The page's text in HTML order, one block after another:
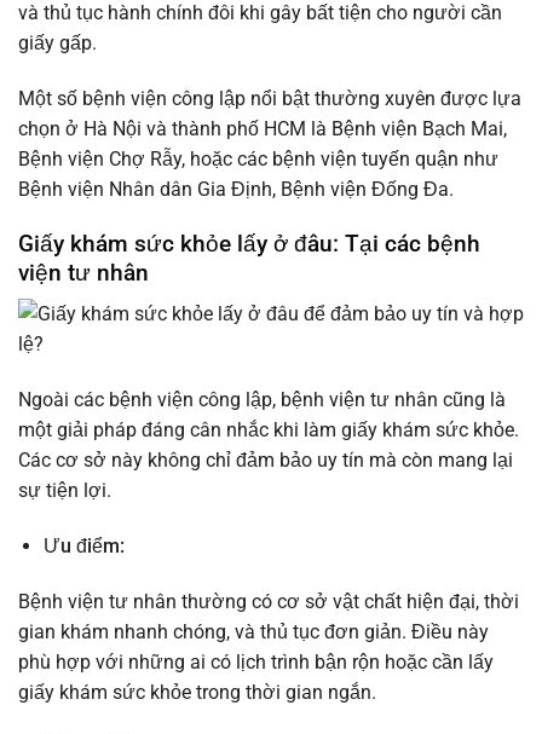
và thủ tục hành chính đôi khi gây bất tiện cho người cần
giấy gấp.
Một số bệnh viện công lập nổi bật thường xuyên được lựa
chọn ở Hà Nội và thành phố HCM là Bệnh viện Bạch Mai,
Bệnh viện Chợ Rẫy, hoặc các bệnh viện tuyến quận như
Bệnh viện Nhân dân Gia Định, Bệnh viện Đống Đa.
Giấy khám sức khỏe lấy ở đâu: Tại các bệnh
viện tư nhân
Ngoài các bệnh viện công lập, bệnh viện tư nhân cũng là
một giải pháp đáng cân nhắc khi làm giấy khám sức khỏe.
Các cơ sở này không chỉ đảm bảo uy tín mà còn mang lại
sự tiện lợi.
Ưu điểm:
Bệnh viện tư nhân thường có cơ sở vật chất hiện đại, thời
gian khám nhanh chóng, và thủ tục đơn giản. Điều này
phù hợp với những ai có lịch trình bận rộn hoặc cần lấy
giấy khám sức khỏe trong thời gian ngắn.